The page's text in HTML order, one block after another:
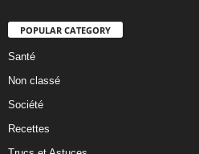
POPULAR CATEGORY
Santé
Non classé
Société
Recettes